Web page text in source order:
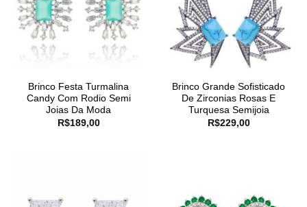
Brinco Festa Turmalina
Candy Com Rodio Semi
Joias Da Moda
R$189,00
Brinco Grande Sofisticado
De Zirconias Rosas E
Turquesa Semijoia
R$229,00